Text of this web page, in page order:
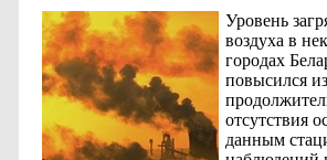
Уровень
воздуха в
городах
повысился
отсутствия
данным